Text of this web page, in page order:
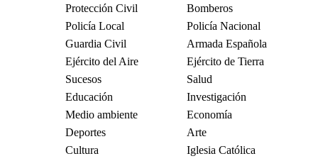
Protección Civil
Bomberos
Policía Local
Policía Nacional
Guardia Civil
Armada Española
Ejército del Aire
Ejército de Tierra
Sucesos
Salud
Educación
Investigación
Medio ambiente
Economía
Deportes
Arte
Cultura
Iglesia Católica